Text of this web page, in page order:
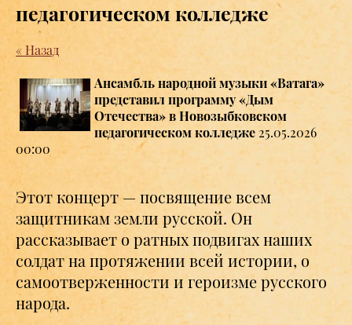
педагогическом колледже
« Назад
Ансамбль народной музыки «Ватага»
представил программу «Дым
Отечества» в Новозыбковском
педагогическом колледже 25.05.2026
00:00
Этот концерт — посвящение всем
защитникам земли русской. Он
рассказывает о ратных подвигах наших
солдат на протяжении всей истории, о
самоотверженности и героизме русского
народа.